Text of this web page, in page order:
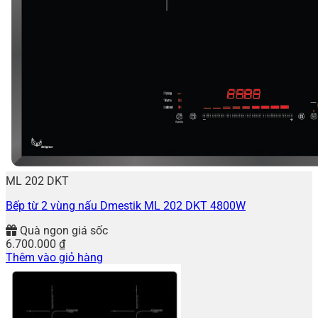
ML 202 DKT
Bếp từ 2 vùng nấu Dmestik ML 202 DKT 4800W
Quà ngon giá sốc
6.700.000 ₫
Thêm vào giỏ hàng